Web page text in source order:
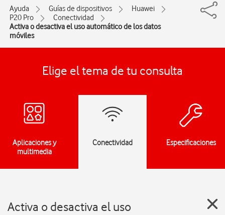
Ayuda Guías de dispositivos
Huawei
P20 Pro
Conectividad
Activa o desactiva el uso automático de los datos
móviles
Elige el tema de tu consulta
Aplicaciones y
multimedia
Conectividad Especificaciones
Activa o desactiva el uso